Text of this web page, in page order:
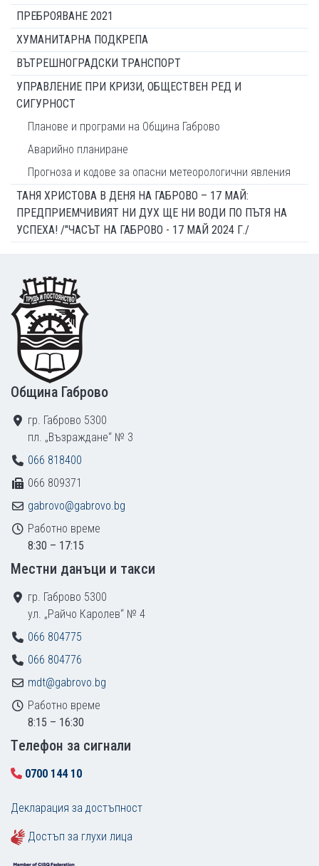
ПРЕБРОЯВАНЕ 2021
ХУМАНИТАРНА ПОДКРЕПА
ВЪТРЕШНОГРАДСКИ ТРАНСПОРТ
УПРАВЛЕНИЕ ПРИ КРИЗИ, ОБЩЕСТВЕН РЕД И
СИГУРНОСТ
Планове и програми на Община Габрово
Аварийно планиране
Прогноза и кодове за опасни метеорологични явления
ТАНЯ ХРИСТОВА В ДЕНЯ НА ГАБРОВО – 17 МАЙ:
ПРЕДПРИЕМЧИВИЯТ НИ ДУХ ЩЕ НИ ВОДИ ПО ПЪТЯ НА
УСПЕХА! /"ЧАСЪТ НА ГАБРОВО - 17 МАЙ 2024 Г./
Footer
Община Габрово
гр. Габрово 5300
пл. „Възраждане“ № 3
066 818400
066 809371
gabrovo@gabrovo.bg
Работно време
8:30 – 17:15
Местни данъци и такси
гр. Габрово 5300
ул. „Райчо Каролев“ № 4
066 804775
066 804776
mdt@gabrovo.bg
Работно време
8:15 – 16:30
Tелефон за сигнали
0700 144 10
Декларация за достъпност
Достъп за глухи лица